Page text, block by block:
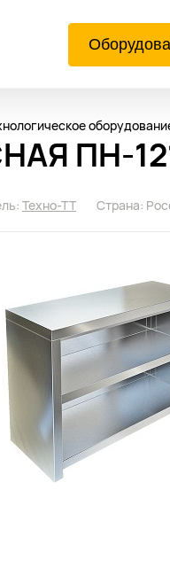
ПН-
Техно-ТТ Страна: